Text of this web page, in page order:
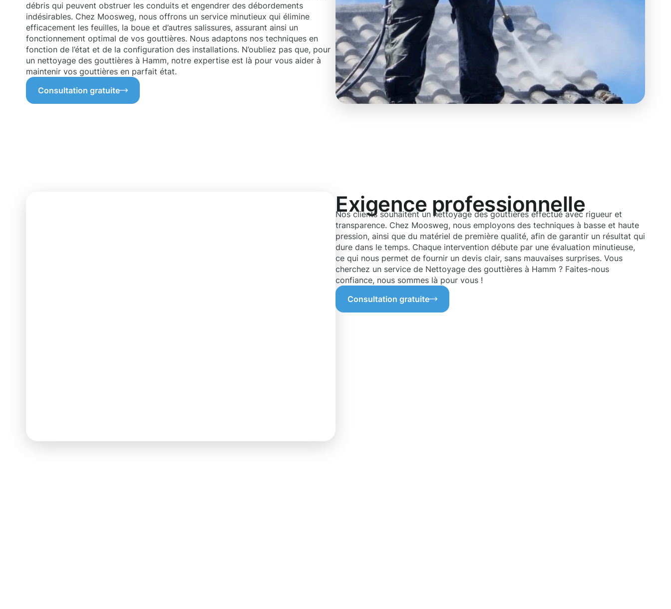
débris qui peuvent obstruer les conduits et engendrer des débordements
indésirables. Chez Moosweg, nous offrons un service minutieux qui élimine
efficacement les feuilles, la boue et d’autres salissures, assurant ainsi un
fonctionnement optimal de vos gouttières. Nous adaptons nos techniques en
fonction de l’état et de la configuration des installations. N’oubliez pas que, pour
un nettoyage des gouttières à Hamm, notre expertise est là pour vous aider à
maintenir vos gouttières en parfait état.
Consultation gratuite
Exigence professionnelle
Nos clients souhaitent un nettoyage des gouttières effectué avec rigueur et
transparence. Chez Moosweg, nous employons des techniques à basse et haute
pression, ainsi que du matériel de première qualité, afin de garantir un résultat qui
dure dans le temps. Chaque intervention débute par une évaluation minutieuse,
ce qui nous permet de fournir un devis clair, sans mauvaises surprises. Vous
cherchez un service de Nettoyage des gouttières à Hamm ? Faites-nous
confiance, nous sommes là pour vous !
Consultation gratuite